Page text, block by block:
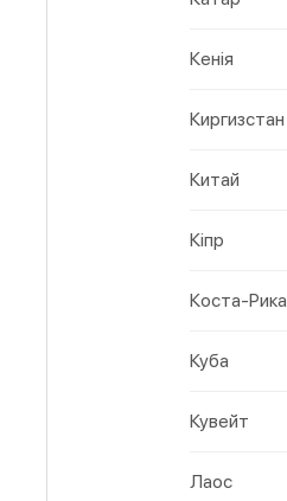
Кенія
Киргизстан
Китай
Кіпр
Коста-Рика
Куба
Кувейт
Лаос